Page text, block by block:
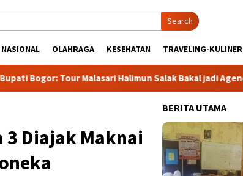
Search
NASIONAL OLAHRAGA KESEHATAN TRAVELING-KULINER
Halimun Salak Bakal jadi Agenda Tahunan
3 Diajak Maknai
BERITA UTAMA